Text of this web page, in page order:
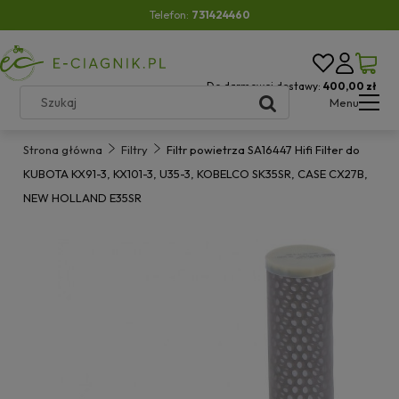
Telefon: 731424460
Do darmowej dostawy: 400,00 zł
Menu
Strona główna Filtry
Filtr powietrza SA16447 Hifi Filter do
KUBOTA KX91-3, KX101-3, U35-3, KOBELCO SK35SR, CASE CX27B,
NEW HOLLAND E35SR